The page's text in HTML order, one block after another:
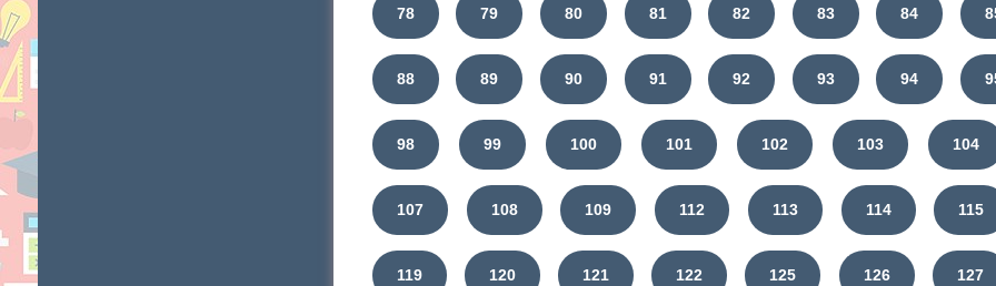
78 79 80 81 82 83 84
88 89 90 91 92 93 94
98 99 100 101 102 103 104
107 108 109 112 113 114 115
119 120 121 122 125 126 127